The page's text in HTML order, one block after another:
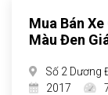
Mua Bán
Màu Đen
Số 2 Dương
2017